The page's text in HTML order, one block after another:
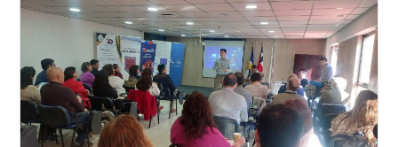
AUDIOS
VIDEOS
GALERIA DE FOTOS
APP MÓVIL